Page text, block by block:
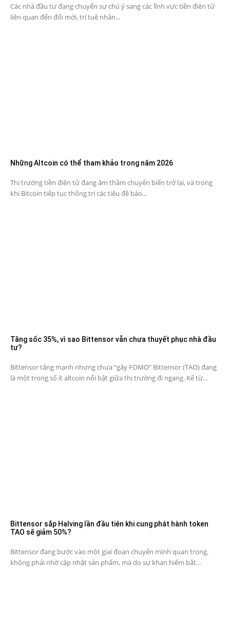
Các nhà đầu tư đang chuyển sự chú ý sang các lĩnh vực tiền điện tử
liên quan đến đổi mới, trí tuệ nhân...
Những Altcoin có thể tham khảo trong năm 2026
Thị trường tiền điện tử đang âm thầm chuyển biến trở lại, và trong
khi Bitcoin tiếp tục thống trị các tiêu đề báo...
Tăng sốc 35%, vì sao Bittensor vẫn chưa thuyết phục nhà đầu
tư?
Bittensor tăng mạnh nhưng chưa “gây FOMO” Bittensor (TAO) đang
là một trong số ít altcoin nổi bật giữa thị trường đi ngang. Kể từ...
Bittensor sắp Halving lần đầu tiên khi cung phát hành token
TAO sẽ giảm 50%?
Bittensor đang bước vào một giai đoạn chuyển mình quan trọng,
không phải nhờ cập nhật sản phẩm, mà do sự khan hiếm bắt...